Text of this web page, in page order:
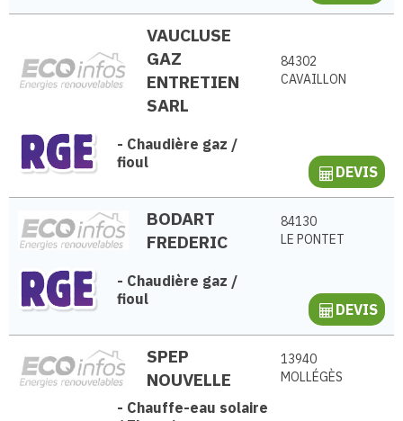
VAUCLUSE
GAZ
ENTRETIEN
SARL
84302
CAVAILLON
- Chaudière gaz /
fioul
DEVIS
BODART
FREDERIC
84130
LE PONTET
- Chaudière gaz /
fioul
DEVIS
SPEP
NOUVELLE
13940
MOLLÉGÈS
- Chauffe-eau solaire